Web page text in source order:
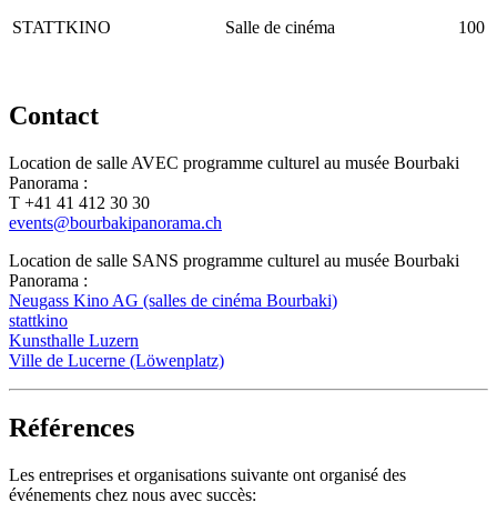
STATTKINO Salle de cinéma 100
Contact
Location de salle AVEC programme culturel au musée Bourbaki
Panorama :
T +41 41 412 30 30
events@bourbakipanorama.ch
Location de salle SANS programme culturel au musée Bourbaki
Panorama :
Neugass Kino AG (salles de cinéma Bourbaki)
stattkino
Kunsthalle Luzern
Ville de Lucerne (Löwenplatz)
Références
Les entreprises et organisations suivante ont organisé des
événements chez nous avec succès: